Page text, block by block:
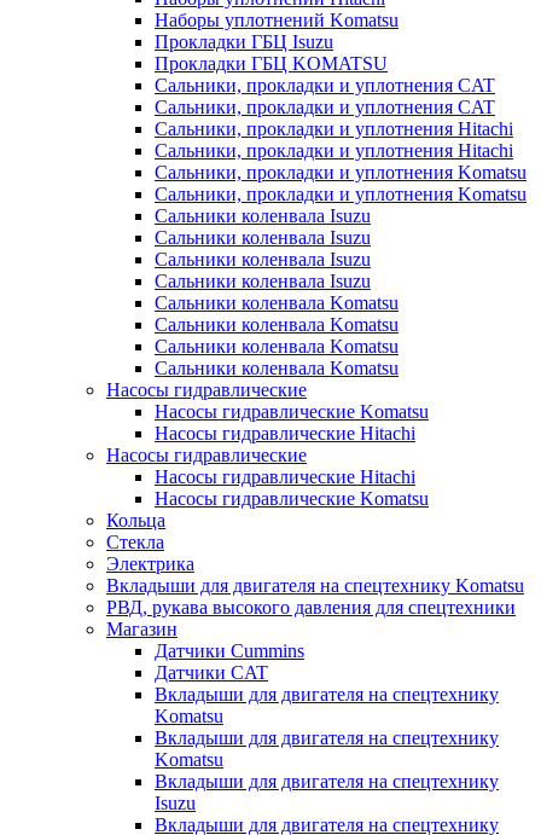
Наборы уплотнений Komatsu
Прокладки ГБЦ Isuzu
Прокладки ГБЦ KOMATSU
Сальники, прокладки и уплотнения CAT
Сальники, прокладки и уплотнения CAT
Сальники, прокладки и уплотнения Hitachi
Сальники, прокладки и уплотнения Hitachi
Сальники, прокладки и уплотнения Komatsu
Сальники, прокладки и уплотнения Komatsu
Сальники коленвала Isuzu
Сальники коленвала Isuzu
Сальники коленвала Isuzu
Сальники коленвала Isuzu
Сальники коленвала Komatsu
Сальники коленвала Komatsu
Сальники коленвала Komatsu
Сальники коленвала Komatsu
Насосы гидравлические
Насосы гидравлические Komatsu
Насосы гидравлические Hitachi
Насосы гидравлические
Насосы гидравлические Hitachi
Насосы гидравлические Komatsu
Кольца
Стекла
Электрика
Вкладыши для двигателя на спецтехнику Komatsu
РВД, рукава высокого давления для спецтехники
Магазин
Датчики Cummins
Датчики CAT
Вкладыши для двигателя на спецтехнику
Komatsu
Вкладыши для двигателя на спецтехнику
Komatsu
Вкладыши для двигателя на спецтехнику
Isuzu
Вкладыши для двигателя на спецтехнику